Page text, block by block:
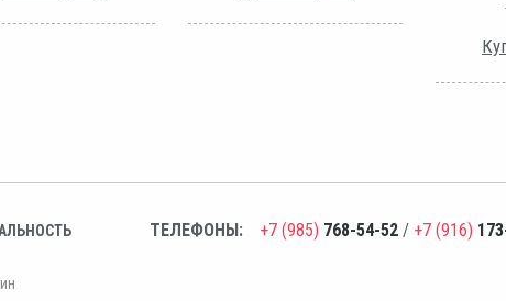
ТЕЛЕФОНЫ: +7 (985) 768-54-52 / +7 (916)